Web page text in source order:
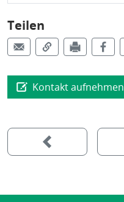
Teilen
Kontakt aufnehmen